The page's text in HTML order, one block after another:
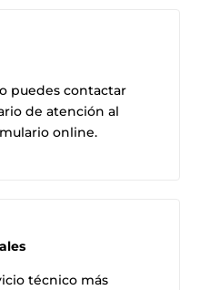
puedes contactar
de atención al
online.
técnico más